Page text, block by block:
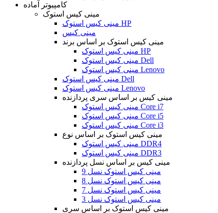
کامپیوتر آماده
مینی کیس استوک
مینی کیس استوک HP
مینی کیس
مینی کیس استوک بر اساس برند
مینی کیس استوک HP
مینی کیس استوک Dell
مینی کیس استوک Lenovo
مینی کیس استوک Dell
مینی کیس استوک Lenovo
مینی کیس بر اساس سری پردازنده
مینی کیس استوک Core i7
مینی کیس استوک Core i5
مینی کیس استوک Core i3
مینی کیس استوک بر اساس نوع
مینی کیس استوک DDR4
مینی کیس استوک DDR3
مینی کیس بر اساس نسل پردازنده
مینی کیس استوک نسل 9
مینی کیس استوک نسل 8
مینی کیس استوک نسل 7
مینی کیس استوک نسل 3
مینی کیس استوک بر اساس سری